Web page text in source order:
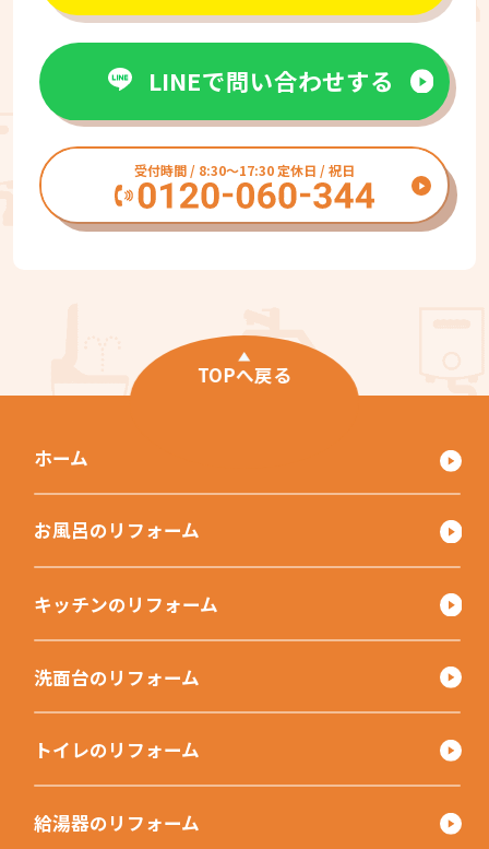
LINEで問い合わせする
受付時間 / 8:30〜17:30 定休日 / 祝日
TOPへ戻る
ホーム
お風呂のリフォーム
キッチンのリフォーム
洗面台のリフォーム
トイレのリフォーム
給湯器のリフォーム